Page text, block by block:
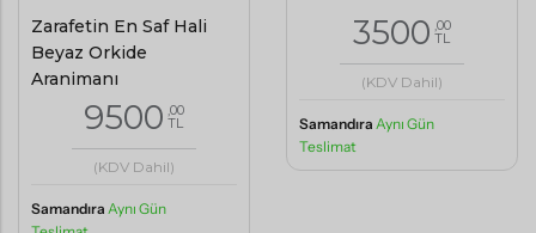
Zarafetin En Saf Hali
Beyaz Orkide
Aranjmanı
9500 ,00
TL
(KDV Dahil)
Samandıra Aynı Gün
3500 ,00
TL
(KDV Dahil)
Samandıra Aynı Gün
Teslimat